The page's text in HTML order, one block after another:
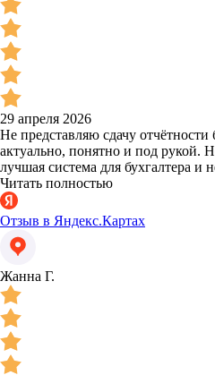
29 апреля 2026
Не представляю сдачу
актуально, понятно и под рукой.
лучшая система для бухгалтера и
Читать полностью
Отзыв в Яндекс.Картах
Жанна Г.